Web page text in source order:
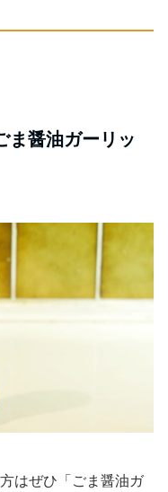
ま醤油ガーリッ
はぜひ「ごま醤油ガ